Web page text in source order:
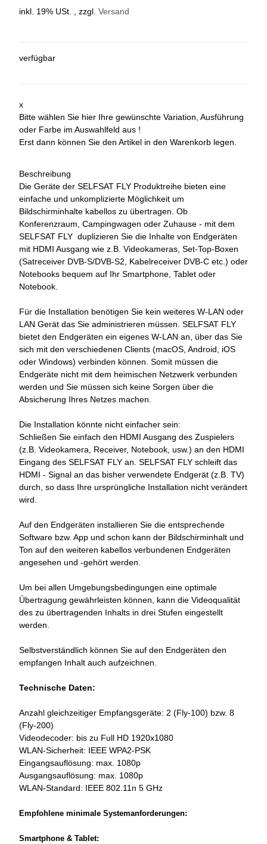
inkl. 19% USt. , zzgl. Versand
verfügbar
x
Bitte wählen Sie hier Ihre gewünschte Variation, Ausführung
oder Farbe im Auswahlfeld aus !
Erst dann können Sie den Artikel in den Warenkorb legen.
Beschreibung
Die Geräte der SELFSAT FLY Produktreihe bieten eine
einfache und unkomplizierte Möglichkeit um
Bildschirminhalte kabellos zu übertragen. Ob
Konferenzraum, Campingwagen oder Zuhause - mit dem
SELFSAT FLY duplizieren Sie die Inhalte von Endgeräten
mit HDMI Ausgang wie z.B. Videokameras, Set-Top-Boxen
(Satreceiver DVB-S/DVB-S2, Kabelreceiver DVB-C etc.) oder
Notebooks bequem auf Ihr Smartphone, Tablet oder
Notebook.
Für die Installation benötigen Sie kein weiteres W-LAN oder
LAN Gerät das Sie administrieren müssen. SELFSAT FLY
bietet den Endgeräten ein eigenes W-LAN an, über das Sie
sich mit den verschiedenen Clients (macOS, Android, iOS
oder Windows) verbinden können. Somit müssen die
Endgeräte nicht mit dem heimischen Netzwerk verbunden
werden und Sie müssen sich keine Sorgen über die
Absicherung Ihres Netzes machen.
Die Installation könnte nicht einfacher sein:
Schließen Sie einfach den HDMI Ausgang des Zuspielers
(z.B. Videokamera, Receiver, Notebook, usw.) an den HDMI
Eingang des SELFSAT FLY an. SELFSAT FLY schleift das
HDMI - Signal an das bisher verwendete Endgerät (z.B. TV)
durch, so dass Ihre ursprüngliche Installation nicht verändert
wird.
Auf den Endgeräten installieren Sie die entsprechende
Software bzw. App und schon kann der Bildschirminhalt und
Ton auf den weiteren kabellos verbundenen Endgeräten
angesehen und -gehört werden.
Um bei allen Umgebungsbedingungen eine optimale
Übertragung gewährleisten können, kann die Videoqualität
des zu übertragenden Inhalts in drei Stufen eingestellt
werden.
Selbstverständlich können Sie auf den Endgeräten den
empfangen Inhalt auch aufzeichnen.
Technische Daten:
Anzahl gleichzeitiger Empfangsgeräte: 2 (Fly-100) bzw. 8
(Fly-200)
Videodecoder: bis zu Full HD 1920x1080
WLAN-Sicherheit: IEEE WPA2-PSK
Eingangsauflösung: max. 1080p
Ausgangsauflösung: max. 1080p
WLAN-Standard: IEEE 802.11n 5 GHz
Empfohlene minimale Systemanforderungen:
Smartphone & Tablet: